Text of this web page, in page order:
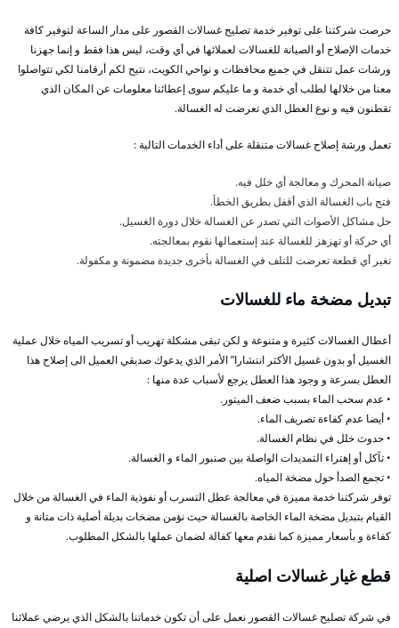
حرصت شركتنا على توفير خدمة تصليح غسالات القصور على مدار الساعة لتوفير كافة
خدمات الإصلاح أو الصيانة للغسالات لعملائها في أي وقت، ليس هذا فقط و إنما جهزنا
ورشات عمل تتنقل في جميع محافظات و نواحي الكويت، نتيح لكم أرقامنا لكي تتواصلوا
معنا من خلالها لطلب أي خدمة و ما عليكم سوى إعطائنا معلومات عن المكان الذي
تقطنون فيه و نوع العطل الذي تعرضت له الغسالة.
تعمل ورشة إصلاح غسالات متنقلة على أداء الخدمات التالية :
صيانة المحرك و معالجة أي خلل فيه.
فتح باب الغسالة الذي أقفل بطريق الخطأ.
حل مشاكل الأصوات التي تصدر عن الغسالة خلال دورة الغسيل.
أي حركة أو تهزهز للغسالة عند إستعمالها نقوم بمعالجته.
تغير أي قطعة تعرضت للتلف في الغسالة بأخرى جديدة مضمونة و مكفولة.
تبديل مضخة ماء للغسالات
أعطال الغسالات كثيرة و متنوعة و لكن تبقى مشكلة تهريب أو تسريب المياه خلال عملية
الغسيل أو بدون غسيل الأكثر انتشارا” الأمر الذي يدعوك صديقي العميل الى إصلاح هذا
العطل بسرعة و وجود هذا العطل يرجع لأسباب عدة منها :
• عدم سحب الماء بسبب ضعف الميتور.
• أيضا عدم كفاءة تصريف الماء.
• حدوث خلل في نظام الغسالة.
• تآكل أو إهتراء التمديدات الواصلة بين صنبور الماء و الغسالة.
• تجمع الصدأ حول مضخة المياه.
توفر شركتنا خدمة مميزة في معالجة عطل التسرب أو نفوذية الماء في الغسالة من خلال
القيام بتبديل مضخة الماء الخاصة بالغسالة حيث نؤمن مضخات بديلة أصلية ذات متانة و
كفاءة و بأسعار مميزة كما نقدم معها كفالة لضمان عملها بالشكل المطلوب.
قطع غيار غسالات اصلية
في شركة تصليح غسالات القصور نعمل على أن تكون خدماتنا بالشكل الذي يرضي عملائنا